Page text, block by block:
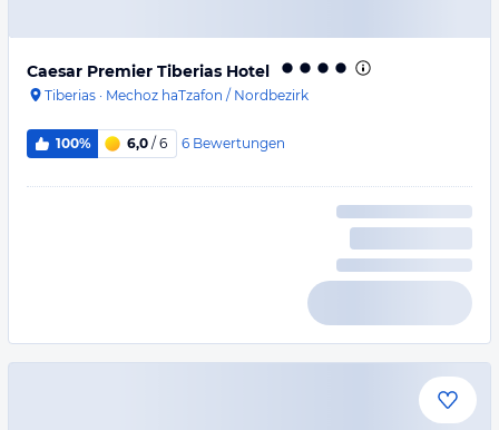
Caesar Premier Tiberias Hotel
Tiberias · Mechoz haTzafon / Nordbezirk
100% 6,0 / 6 6 Bewertungen